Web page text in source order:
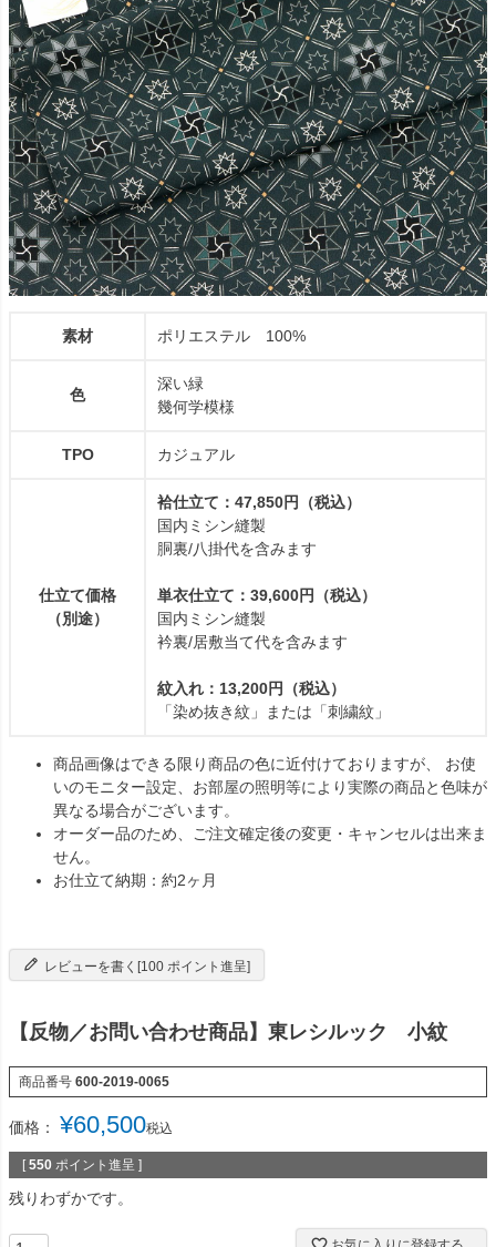
素材 ポリエステル 100%
色
深い緑
幾何学模様
TPO カジュアル
仕立て価格
（別途）
袷仕立て：47,850円（税込）
国内ミシン縫製
胴裏/八掛代を含みます
単衣仕立て：39,600円（税込）
国内ミシン縫製
衿裏/居敷当て代を含みます
紋入れ：13,200円（税込）
「染め抜き紋」または「刺繍紋」
商品画像はできる限り商品の色に近付けておりますが、 お使
いのモニター設定、お部屋の照明等により実際の商品と色味が
異なる場合がございます。
オーダー品のため、ご注文確定後の変更・キャンセルは出来ま
せん。
お仕立て納期：約2ヶ月
レビューを書く[100 ポイント進呈]
【反物／お問い合わせ商品】東レシルック 小紋
商品番号 600-2019-0065
価格： ¥60,500税込
[ 550 ポイント進呈 ]
残りわずかです。